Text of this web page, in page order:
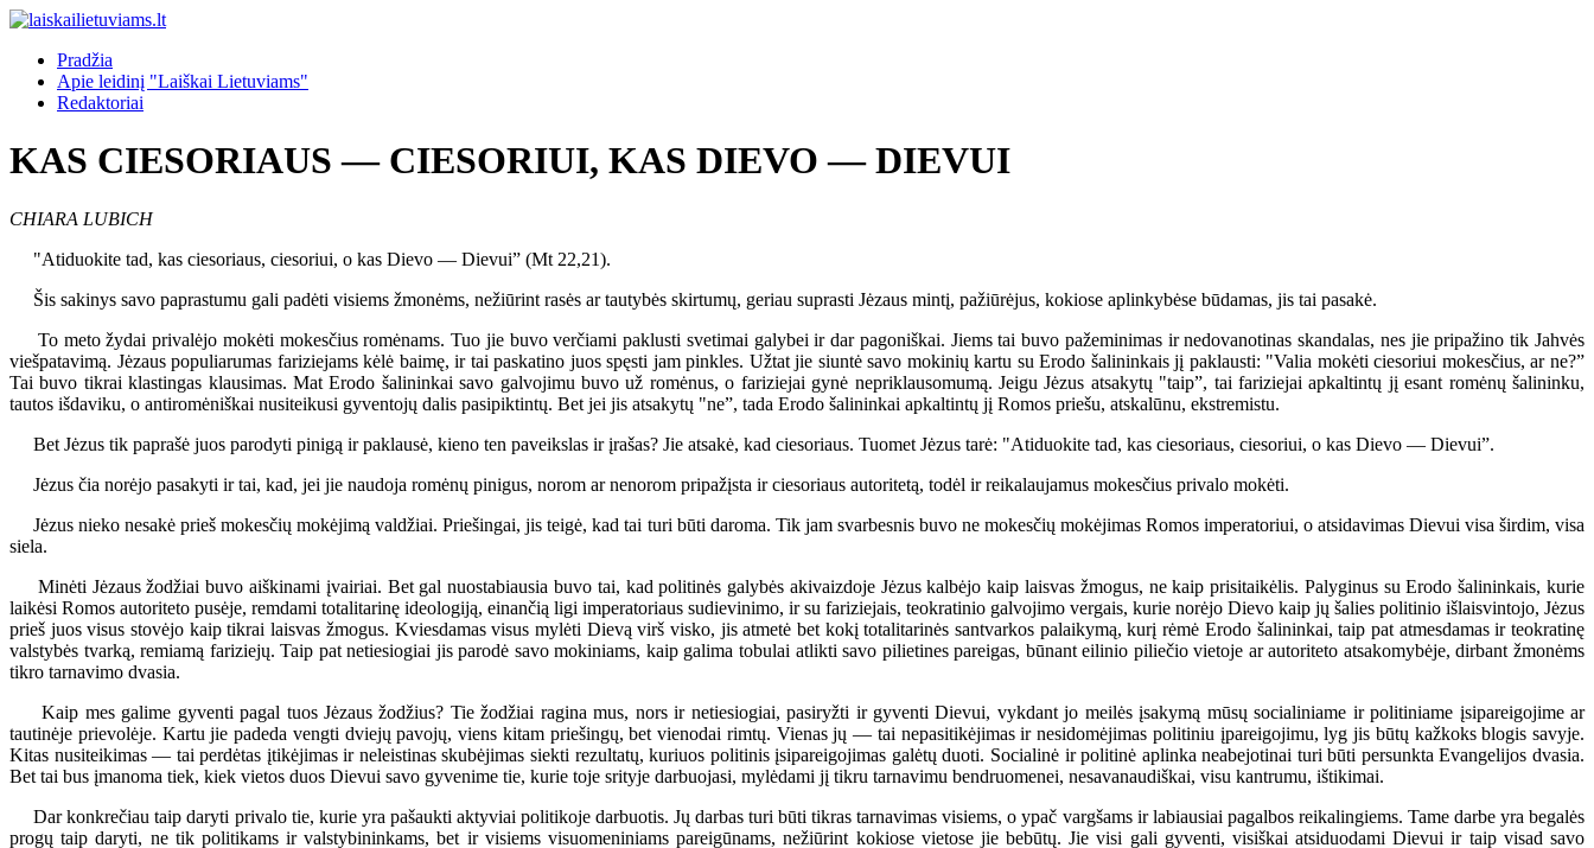
Pradžia
Apie leidinį "Laiškai Lietuviams"
Redaktoriai
KAS CIESORIAUS — CIESORIUI, KAS DIEVO — DIEVUI
CHIARA LUBICH
"Atiduokite tad, kas ciesoriaus, ciesoriui, o kas Dievo — Dievui” (Mt 22,21).
Šis sakinys savo paprastumu gali padėti visiems žmonėms, nežiūrint rasės ar tautybės skirtumų, geriau suprasti Jėzaus mintį, pažiūrėjus, kokiose aplinkybėse būdamas, jis tai pasakė.
To meto žydai privalėjo mokėti mokesčius romėnams. Tuo jie buvo verčiami paklusti svetimai galybei ir dar pagoniškai. Jiems tai buvo pažeminimas ir nedovanotinas skandalas, nes jie pripažino tik Jahvės
viešpatavimą. Jėzaus populiarumas fariziejams kėlė baimę, ir tai paskatino juos spęsti jam pinkles. Užtat jie siuntė savo mokinių kartu su Erodo šalininkais jį paklausti: "Valia mokėti ciesoriui mokesčius, ar ne?”
Tai buvo tikrai klastingas klausimas. Mat Erodo šalininkai savo galvojimu buvo už romėnus, o fariziejai gynė nepriklausomumą. Jeigu Jėzus atsakytų "taip”, tai fariziejai apkaltintų jį esant romėnų šalininku,
tautos išdaviku, o antiromėniškai nusiteikusi gyventojų dalis pasipiktintų. Bet jei jis atsakytų "ne”, tada Erodo šalininkai apkaltintų jį Romos priešu, atskalūnu, ekstremistu.
Bet Jėzus tik paprašė juos parodyti pinigą ir paklausė, kieno ten paveikslas ir įrašas? Jie atsakė, kad ciesoriaus. Tuomet Jėzus tarė: "Atiduokite tad, kas ciesoriaus, ciesoriui, o kas Dievo — Dievui”.
Jėzus čia norėjo pasakyti ir tai, kad, jei jie naudoja romėnų pinigus, norom ar nenorom pripažįsta ir ciesoriaus autoritetą, todėl ir reikalaujamus mokesčius privalo mokėti.
Jėzus nieko nesakė prieš mokesčių mokėjimą valdžiai. Priešingai, jis teigė, kad tai turi būti daroma. Tik jam svarbesnis buvo ne mokesčių mokėjimas Romos imperatoriui, o atsidavimas Dievui visa širdim, visa
siela.
Minėti Jėzaus žodžiai buvo aiškinami įvairiai. Bet gal nuostabiausia buvo tai, kad politinės galybės akivaizdoje Jėzus kalbėjo kaip laisvas žmogus, ne kaip prisitaikėlis. Palyginus su Erodo šalininkais, kurie
laikėsi Romos autoriteto pusėje, remdami totalitarinę ideologiją, einančią ligi imperatoriaus sudievinimo, ir su fariziejais, teokratinio galvojimo vergais, kurie norėjo Dievo kaip jų šalies politinio išlaisvintojo, Jėzus
prieš juos visus stovėjo kaip tikrai laisvas žmogus. Kviesdamas visus mylėti Dievą virš visko, jis atmetė bet kokį totalitarinės santvarkos palaikymą, kurį rėmė Erodo šalininkai, taip pat atmesdamas ir teokratinę
valstybės tvarką, remiamą fariziejų. Taip pat netiesiogiai jis parodė savo mokiniams, kaip galima tobulai atlikti savo pilietines pareigas, būnant eilinio piliečio vietoje ar autoriteto atsakomybėje, dirbant žmonėms
tikro tarnavimo dvasia.
Kaip mes galime gyventi pagal tuos Jėzaus žodžius? Tie žodžiai ragina mus, nors ir netiesiogiai, pasiryžti ir gyventi Dievui, vykdant jo meilės įsakymą mūsų socialiniame ir politiniame įsipareigojime ar
tautinėje prievolėje. Kartu jie padeda vengti dviejų pavojų, viens kitam priešingų, bet vienodai rimtų. Vienas jų — tai nepasitikėjimas ir nesidomėjimas politiniu įpareigojimu, lyg jis būtų kažkoks blogis savyje.
Kitas nusiteikimas — tai perdėtas įtikėjimas ir neleistinas skubėjimas siekti rezultatų, kuriuos politinis įsipareigojimas galėtų duoti. Socialinė ir politinė aplinka neabejotinai turi būti persunkta Evangelijos dvasia.
Bet tai bus įmanoma tiek, kiek vietos duos Dievui savo gyvenime tie, kurie toje srityje darbuojasi, mylėdami jį tikru tarnavimu bendruomenei, nesavanaudiškai, visu kantrumu, ištikimai.
Dar konkrečiau taip daryti privalo tie, kurie yra pašaukti aktyviai politikoje darbuotis. Jų darbas turi būti tikras tarnavimas visiems, o ypač vargšams ir labiausiai pagalbos reikalingiems. Tame darbe yra begalės
progų taip daryti, ne tik politikams ir valstybininkams, bet ir visiems visuomeniniams pareigūnams, nežiūrint kokiose vietose jie bebūtų. Jie visi gali gyventi, visiškai atsiduodami Dievui ir taip visad savo